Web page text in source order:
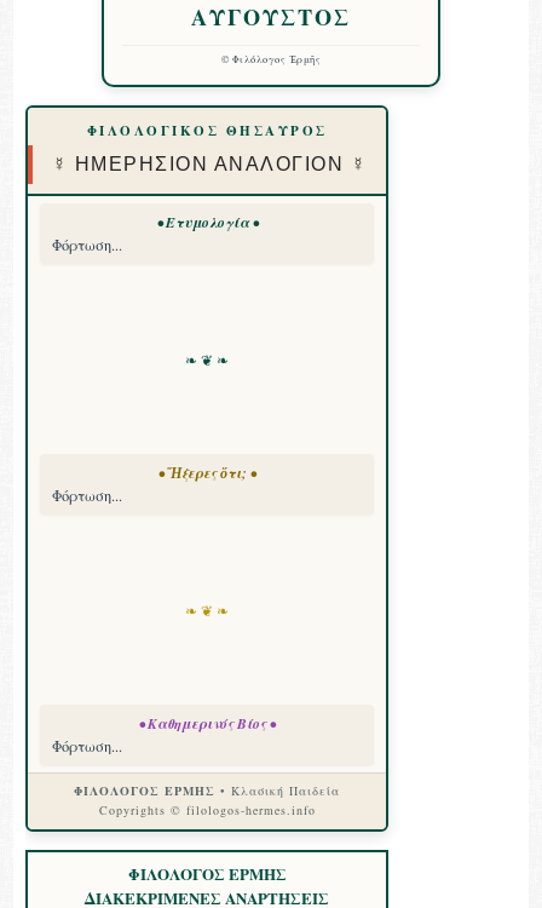
ΑΥΓΟΥΣΤΟΣ
© Φιλόλογος Ἑρμῆς
ΦΙΛΟΛΟΓΙΚΟΣ ΘΗΣΑΥΡΟΣ
☿ ΗΜΕΡΗΣΙΟΝ ΑΝΑΛΟΓΙΟΝ ☿
• Ετυμολογία •
Φόρτωση...
❧ ❦ ❧
• Ἤξερες ὅτι; •
Φόρτωση...
❧ ❦ ❧
• Καθημερινός Βίος •
Φόρτωση...
ΦΙΛΟΛΟΓΟΣ ΕΡΜΗΣ • Κλασική Παιδεία
Copyrights © filologos-hermes.info
ΦΙΛΟΛΟΓΟΣ ΕΡΜΗΣ
ΔΙΑΚΕΚΡΙΜΕΝΕΣ ΑΝΑΡΤΗΣΕΙΣ